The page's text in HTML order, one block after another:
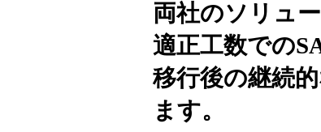
両社のソリュ
適正工数での
移行後の継続
ます。